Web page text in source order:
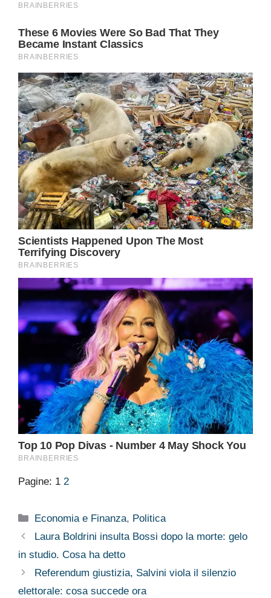
Pagine: 1 2
Categorie
Economia e Finanza, Politica
Laura Boldrini insulta Bossi dopo la morte: gelo
in studio. Cosa ha detto
Referendum giustizia, Salvini viola il silenzio
elettorale: cosa succede ora